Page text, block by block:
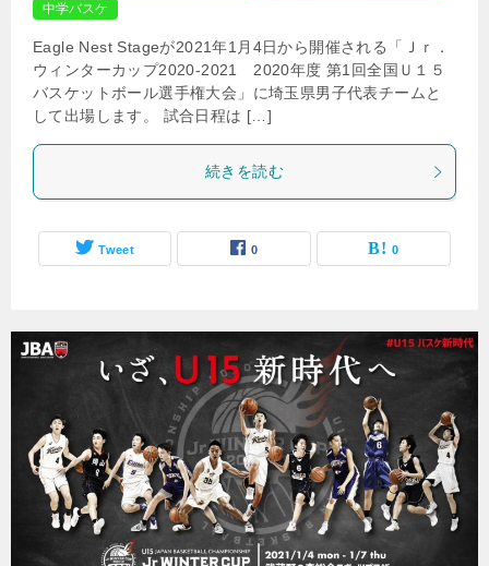
中学バスケ
Eagle Nest Stageが2021年1月4日から開催される「Ｊｒ．
ウィンターカップ2020-2021 2020年度 第1回全国Ｕ１５
バスケットボール選手権大会」に埼玉県男子代表チームと
して出場します。 試合日程は […]
続きを読む
Tweet 0 0